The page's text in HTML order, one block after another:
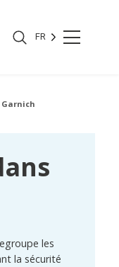
FR
les
la sécurité